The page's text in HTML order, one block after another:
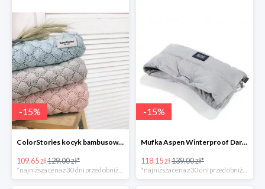
-15%
ColorStories kocyk bambusowy soft bamboo jasny szary -15%
109.65 zł129.00 zł*
*najniższa cena z 30 dni przed obniżką
-15%
Mufka Aspen Winterproof Dark Grey La Millou -15%
118.15 zł139.00 zł*
*najniższa cena z 30 dni przed obniżką